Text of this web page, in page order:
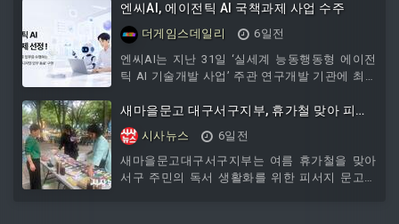
불
엔씨AI, 에이전틱 AI 국책과제 사업 수주
더게임스데일리
6일전
엔씨AI는 지난 31일 ‘실세계 능동행동형 에이전
틱 AI 기술개발 사업’ 주관 연구개발 기관에 최종
와
새마을문고 대구서구지부, 휴가철 맞아 피서
지 문고 본격 운영
시사뉴스
6일전
새마을문고대구서구지부는 여름 휴가철을 맞아
서구 주민의 독서 생활화를 위한 피서지 문고를